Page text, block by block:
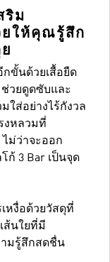
ริม
วยให้คุณรู้สึก
ขั้นด้วยเสื้อยืด
ช่วยดูดซับและ
ใส่อย่างไร้กังวล
งหลวมที่
ไม่ว่าจะออก
ก้ 3 Bar เป็นจุด
หงื่อด้วยวัสดุที่
ส้นใยที่มี
มรู้สึกสดชื่น